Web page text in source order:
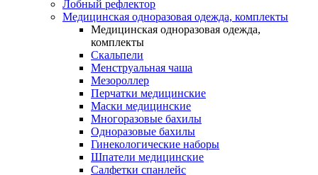
Лобный рефлектор
Медицинская одноразовая одежда, комплекты
Медицинская одноразовая одежда,
комплекты
Скальпели
Менструальная чаша
Мезороллер
Перчатки медицинские
Маски медицинские
Многоразовые бахилы
Одноразовые бахилы
Гинекологические наборы
Шпатели медицинские
Салфетки спанлейс